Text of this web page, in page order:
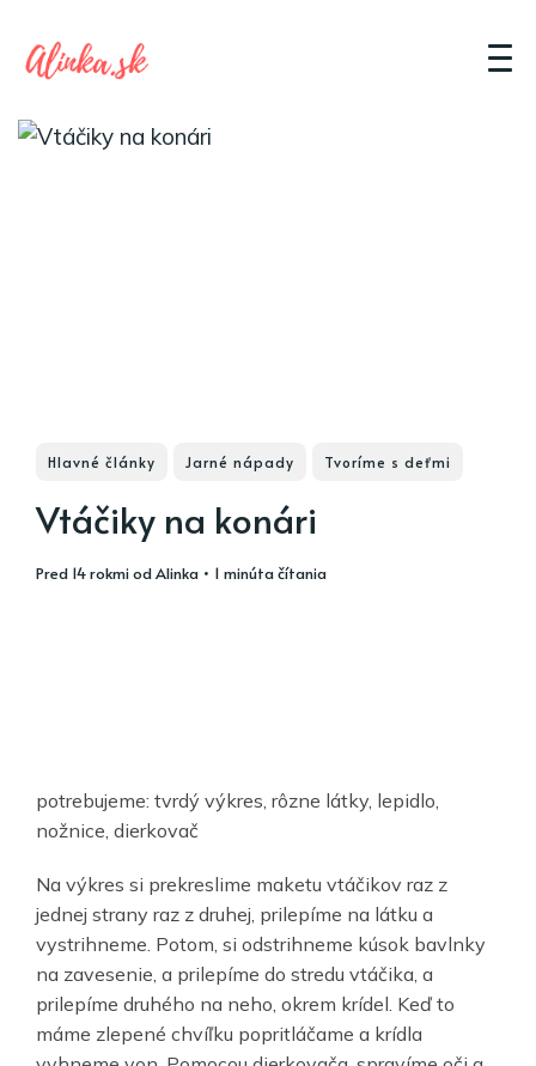
Hlavné články Jarné nápady Tvoríme s deťmi
Vtáčiky na konári
pred 14 rokmiodAlinka • 1 minúta čítania
potrebujeme: tvrdý výkres, rôzne látky, lepidlo,
nožnice, dierkovač
Na výkres si prekreslime maketu vtáčikov raz z
jednej strany raz z druhej, prilepíme na látku a
vystrihneme. Potom, si odstrihneme kúsok bavlnky
na zavesenie, a prilepíme do stredu vtáčika, a
prilepíme druhého na neho, okrem krídel. Keď to
máme zlepené chvíľku popritláčame a krídla